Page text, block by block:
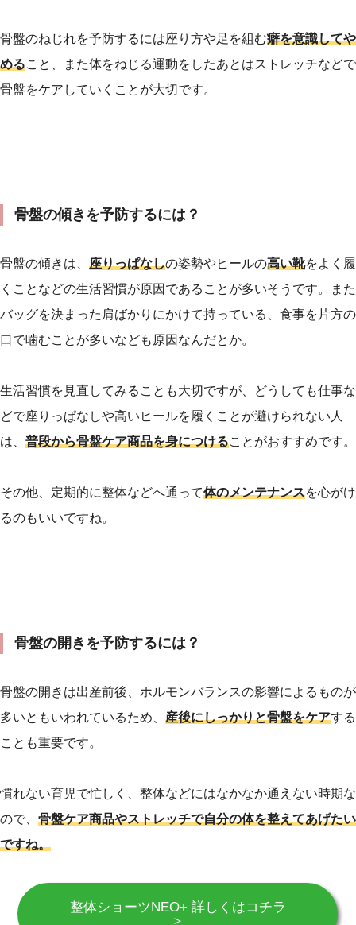
骨盤のねじれを予防するには座り方や足を組む癖を意識してや
めること、また体をねじる運動をしたあとはストレッチなどで
骨盤をケアしていくことが大切です。
骨盤の傾きを予防するには？
骨盤の傾きは、 座りっぱなしの姿勢やヒールの高い靴をよく履
くことなどの生活習慣が原因であることが多いそうです。また
バッグを決まった肩ばかりにかけて持っている、食事を片方の
口で噛むことが多いなども原因なんだとか。
生活習慣を見直してみることも大切ですが、どうしても仕事な
どで座りっぱなしや高いヒールを履くことが避けられない人
は、 普段から骨盤ケア商品を身につけることがおすすめです。
その他、定期的に整体などへ通って体のメンテナンスを心がけ
るのもいいですね。
骨盤の開きを予防するには？
骨盤の開きは出産前後、ホルモンバランスの影響によるものが
多いともいわれているため、 産後にしっかりと骨盤をケアする
ことも重要です。
慣れない育児で忙しく、整体などにはなかなか通えない時期な
ので、 骨盤ケア商品やストレッチで自分の体を整えてあげたい
ですね。
整体ショーツNEO+ 詳しくはコチラ
＞